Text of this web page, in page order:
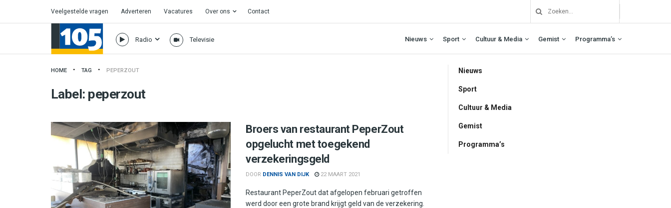
Veelgestelde vragen Adverteren Vacatures Over ons Contact
Radio Televisie Nieuws Sport Cultuur & Media Gemist Programma’s
HOME TAG PEPERZOUT
Label: peperzout
Broers van restaurant PeperZout
opgelucht met toegekend
verzekeringsgeld
DOOR DENNIS VAN DIJK 22 MAART 2021
Restaurant PeperZout dat afgelopen februari getroffen
werd door een grote brand krijgt geld van de verzekering.
Nieuws
Sport
Cultuur & Media
Gemist
Programma’s